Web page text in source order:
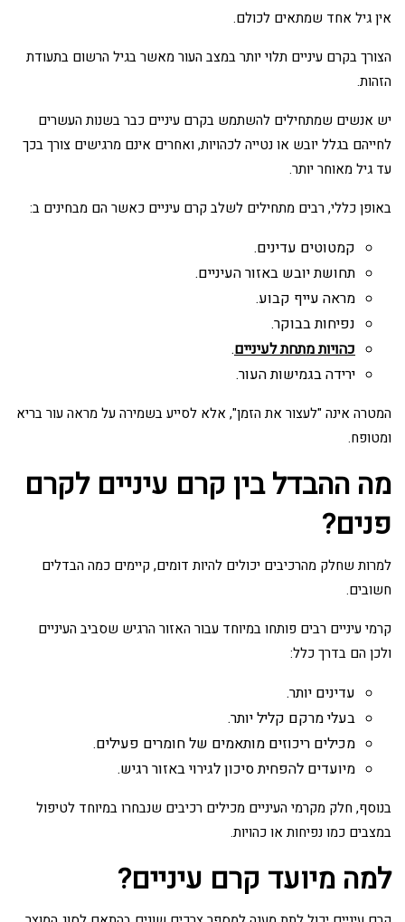
אין גיל אחד שמתאים לכולם.
הצורך בקרם עיניים תלוי יותר במצב העור מאשר בגיל הרשום בתעודת
הזהות.
יש אנשים שמתחילים להשתמש בקרם עיניים כבר בשנות העשרים
לחייהם בגלל יובש או נטייה לכהויות, ואחרים אינם מרגישים צורך בכך
עד גיל מאוחר יותר.
באופן כללי, רבים מתחילים לשלב קרם עיניים כאשר הם מבחינים ב:
קמטוטים עדינים.
תחושת יובש באזור העיניים.
מראה עייף קבוע.
נפיחות בבוקר.
כהויות מתחת לעיניים.
ירידה בגמישות העור.
המטרה אינה "לעצור את הזמן", אלא לסייע בשמירה על מראה עור בריא
ומטופח.
מה ההבדל בין קרם עיניים לקרם
פנים?
למרות שחלק מהרכיבים יכולים להיות דומים, קיימים כמה הבדלים
חשובים.
קרמי עיניים רבים פותחו במיוחד עבור האזור הרגיש שסביב העיניים
ולכן הם בדרך כלל:
עדינים יותר.
בעלי מרקם קליל יותר.
מכילים ריכוזים מותאמים של חומרים פעילים.
מיועדים להפחית סיכון לגירוי באזור רגיש.
בנוסף, חלק מקרמי העיניים מכילים רכיבים שנבחרו במיוחד לטיפול
במצבים כמו נפיחות או כהויות.
למה מיועד קרם עיניים?